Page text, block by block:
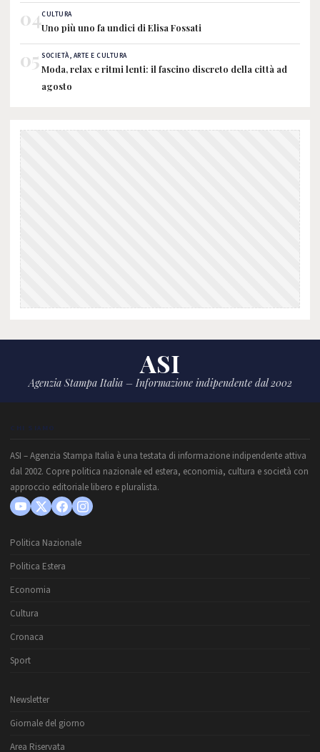
04CULTURA
Uno più uno fa undici di Elisa Fossati
05 SOCIETÀ, ARTE E CULTURA
Moda, relax e ritmi lenti: il fascino discreto della città ad
agosto
ASI
Agenzia Stampa Italia – Informazione indipendente dal 2002
CHI SIAMO
ASI – Agenzia Stampa Italia è una testata di informazione indipendente attiva
dal 2002. Copre politica nazionale ed estera, economia, cultura e società con
approccio editoriale libero e pluralista.
Politica Nazionale
Politica Estera
Economia
Cultura
Cronaca
Sport
Newsletter
Giornale del giorno
Area Riservata